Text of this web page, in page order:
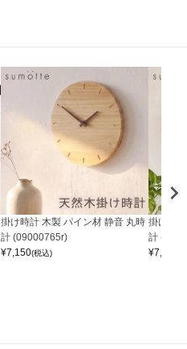
掛け時計 木製 パイン材 静音 丸時
計 (09000765r)
¥7,150(税込)
掛け時
計
¥7,150